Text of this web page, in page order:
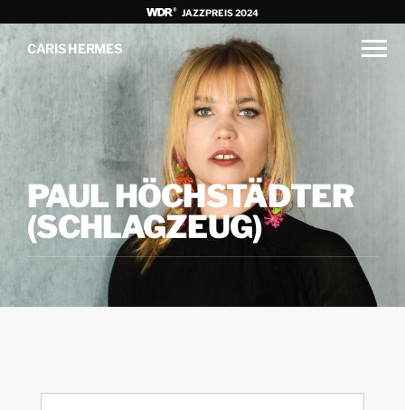
JAZZPREIS 2024
CARIS HERMES
PAUL HÖCHSTÄDTER
(SCHLAGZEUG)